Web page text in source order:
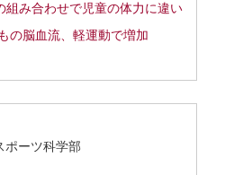
組み合わせで児童の体力に違い
の脳血流、軽運動で増加
ポーツ科学部